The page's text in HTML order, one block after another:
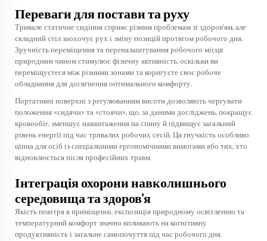
Переваги для постави та руху
Тривале статичне сидіння сприяє різним проблемам зі здоров'ям, але
складний стіл заохочує рух і зміну позицій протягом робочого дня.
Зручність переміщення та переналаштування робочого місця
природним чином стимулює фізичну активність, оскільки ви
переміщуєтеся між різними зонами та коригуєте своє робоче
обладнання для досягнення оптимального комфорту.
Портативні поверхні з регулюванням висоти дозволяють чергувати
положення «сидячи» та «стоячи», що, за даними досліджень, покращує
кровообіг, зменшує навантаження на спину й підвищує загальний
рівень енергії під час тривалих робочих сесій. Ця гнучкість особливо
цінна для осіб із спеціальними ергономічними вимогами або тих, хто
відновлюється після професійних травм.
Інтеграція охорони навколишнього
середовища та здоров'я
Якість повітря в приміщенні, експозиція природному освітленню та
температурний комфорт значно впливають на когнітивну
продуктивність і загальне самопочуття під час робочого дня.